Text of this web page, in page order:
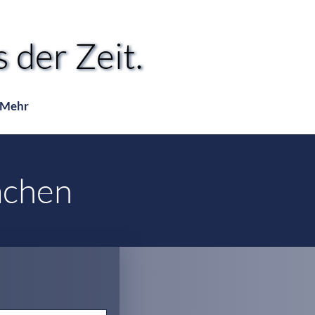
der Zeit.
der Zeit.
Mehr